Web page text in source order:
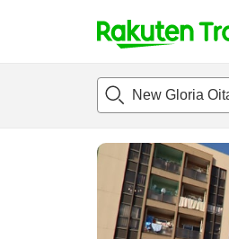
t
p
a
แนะนำที่พักห้องพักและ